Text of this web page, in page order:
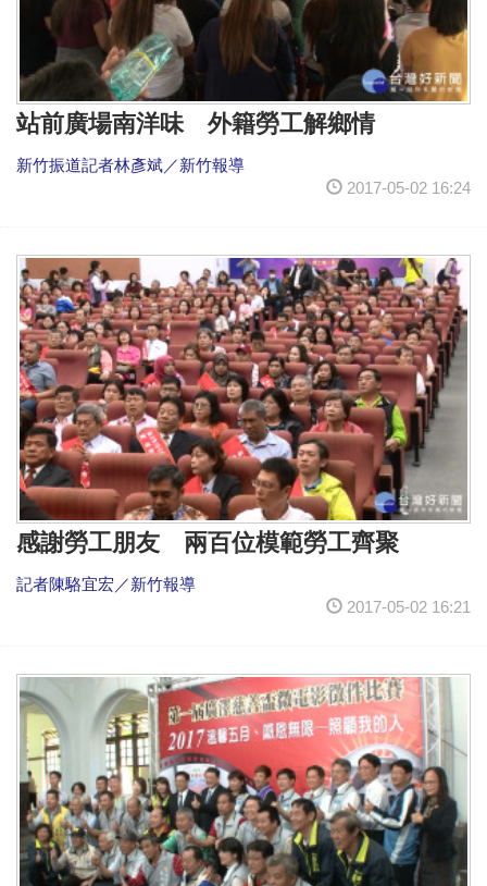
站前廣場南洋味 外籍勞工解鄉情
新竹振道記者林彥斌／新竹報導
2017-05-02 16:24
感謝勞工朋友 兩百位模範勞工齊聚
記者陳駱宜宏／新竹報導
2017-05-02 16:21